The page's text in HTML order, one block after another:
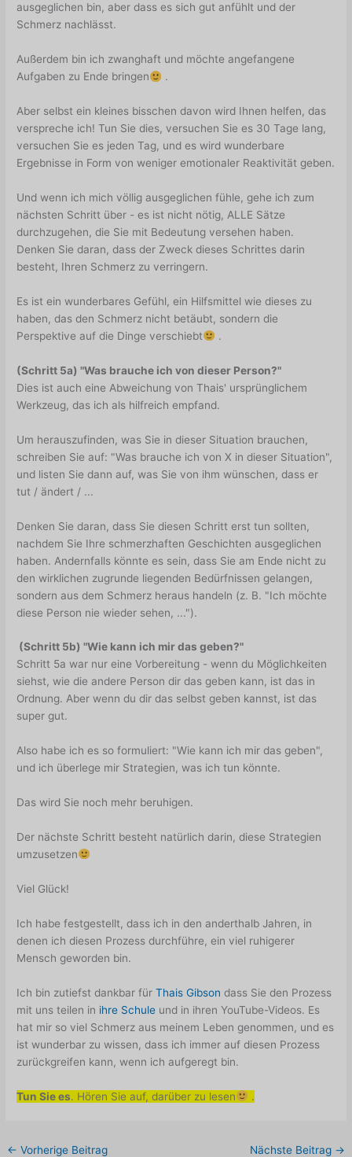
ausgeglichen bin, aber dass es sich gut anfühlt und der
Schmerz nachlässt.
Außerdem bin ich zwanghaft und möchte angefangene
Aufgaben zu Ende bringen
.
Aber selbst ein kleines bisschen davon wird Ihnen helfen, das
verspreche ich! Tun Sie dies, versuchen Sie es 30 Tage lang,
versuchen Sie es jeden Tag, und es wird wunderbare
Ergebnisse in Form von weniger emotionaler Reaktivität geben.
Und wenn ich mich völlig ausgeglichen fühle, gehe ich zum
nächsten Schritt über - es ist nicht nötig, ALLE Sätze
durchzugehen, die Sie mit Bedeutung versehen haben.
Denken Sie daran, dass der Zweck dieses Schrittes darin
besteht, Ihren Schmerz zu verringern.
Es ist ein wunderbares Gefühl, ein Hilfsmittel wie dieses zu
haben, das den Schmerz nicht betäubt, sondern die
Perspektive auf die Dinge verschiebt
.
(Schritt 5a) "Was brauche ich von dieser Person?"
Dies ist auch eine Abweichung von Thais' ursprünglichem
Werkzeug, das ich als hilfreich empfand.
Um herauszufinden, was Sie in dieser Situation brauchen,
schreiben Sie auf: "Was brauche ich von X in dieser Situation",
und listen Sie dann auf, was Sie von ihm wünschen, dass er
tut / ändert / ...
Denken Sie daran, dass Sie diesen Schritt erst tun sollten,
nachdem Sie Ihre schmerzhaften Geschichten ausgeglichen
haben. Andernfalls könnte es sein, dass Sie am Ende nicht zu
den wirklichen zugrunde liegenden Bedürfnissen gelangen,
sondern aus dem Schmerz heraus handeln (z. B. "Ich möchte
diese Person nie wieder sehen, ...").
(Schritt 5b) "Wie kann ich mir das geben?"
Schritt 5a war nur eine Vorbereitung - wenn du Möglichkeiten
siehst, wie die andere Person dir das geben kann, ist das in
Ordnung. Aber wenn du dir das selbst geben kannst, ist das
super gut.
Also habe ich es so formuliert: "Wie kann ich mir das geben",
und ich überlege mir Strategien, was ich tun könnte.
Das wird Sie noch mehr beruhigen.
Der nächste Schritt besteht natürlich darin, diese Strategien
umzusetzen
Viel Glück!
Ich habe festgestellt, dass ich in den anderthalb Jahren, in
denen ich diesen Prozess durchführe, ein viel ruhigerer
Mensch geworden bin.
Ich bin zutiefst dankbar fürThais Gibson dass Sie den Prozess
mit uns teilen in ihre Schule und in ihren YouTube-Videos. Es
hat mir so viel Schmerz aus meinem Leben genommen, und es
ist wunderbar zu wissen, dass ich immer auf diesen Prozess
zurückgreifen kann, wenn ich aufgeregt bin.
Tun Sie es. Hören Sie auf, darüber zu lesen .
← Vorherige Beitrag Nächste Beitrag →